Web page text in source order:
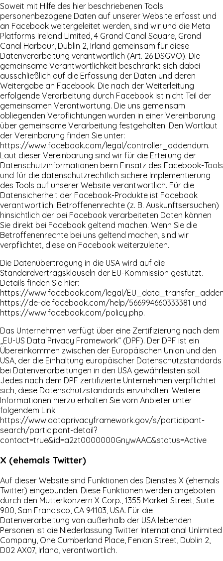
Soweit mit Hilfe des hier beschriebenen Tools
personenbezogene Daten auf unserer Website erfasst und
an Facebook weitergeleitet werden, sind wir und die Meta
Platforms Ireland Limited, 4 Grand Canal Square, Grand
Canal Harbour, Dublin 2, Irland gemeinsam für diese
Datenverarbeitung verantwortlich (Art. 26 DSGVO). Die
gemeinsame Verantwortlichkeit beschränkt sich dabei
ausschließlich auf die Erfassung der Daten und deren
Weitergabe an Facebook. Die nach der Weiterleitung
erfolgende Verarbeitung durch Facebook ist nicht Teil der
gemeinsamen Verantwortung. Die uns gemeinsam
obliegenden Verpflichtungen wurden in einer Vereinbarung
über gemeinsame Verarbeitung festgehalten. Den Wortlaut
der Vereinbarung finden Sie unter:
https://www.facebook.com/legal/controller_addendum.
Laut dieser Vereinbarung sind wir für die Erteilung der
Datenschutzinformationen beim Einsatz des Facebook-Tools
und für die datenschutzrechtlich sichere Implementierung
des Tools auf unserer Website verantwortlich. Für die
Datensicherheit der Facebook-Produkte ist Facebook
verantwortlich. Betroffenenrechte (z. B. Auskunftsersuchen)
hinsichtlich der bei Facebook verarbeiteten Daten können
Sie direkt bei Facebook geltend machen. Wenn Sie die
Betroffenenrechte bei uns geltend machen, sind wir
verpflichtet, diese an Facebook weiterzuleiten.
Die Datenübertragung in die USA wird auf die
Standardvertragsklauseln der EU-Kommission gestützt.
Details finden Sie hier:
https://www.facebook.com/legal/
https://de-de.facebook.com/help/566994660333381 und
https://www.facebook.com/policy.php.
Das Unternehmen verfügt über eine Zertifizierung nach dem
„EU-US Data Privacy Framework“ (DPF). Der DPF ist ein
Übereinkommen zwischen der Europäischen Union und den
USA, der die Einhaltung europäischer Datenschutzstandards
bei Datenverarbeitungen in den USA gewährleisten soll.
Jedes nach dem DPF zertifizierte Unternehmen verpflichtet
sich, diese Datenschutzstandards einzuhalten. Weitere
Informationen hierzu erhalten Sie vom Anbieter unter
folgendem Link:
https://www.dataprivacyframework.gov/s/participant-
search/participant-detail?
contact=true&id=a2zt0000000GnywAAC&status=Active
X (ehemals Twitter)
Auf dieser Website sind Funktionen des Dienstes X (ehemals
Twitter) eingebunden. Diese Funktionen werden angeboten
durch den Mutterkonzern X Corp., 1355 Market Street, Suite
900, San Francisco, CA 94103, USA. Für die
Datenverarbeitung von außerhalb der USA lebenden
Personen ist die Niederlassung Twitter International Unlimited
Company, One Cumberland Place, Fenian Street, Dublin 2,
D02 AX07, Irland, verantwortlich.